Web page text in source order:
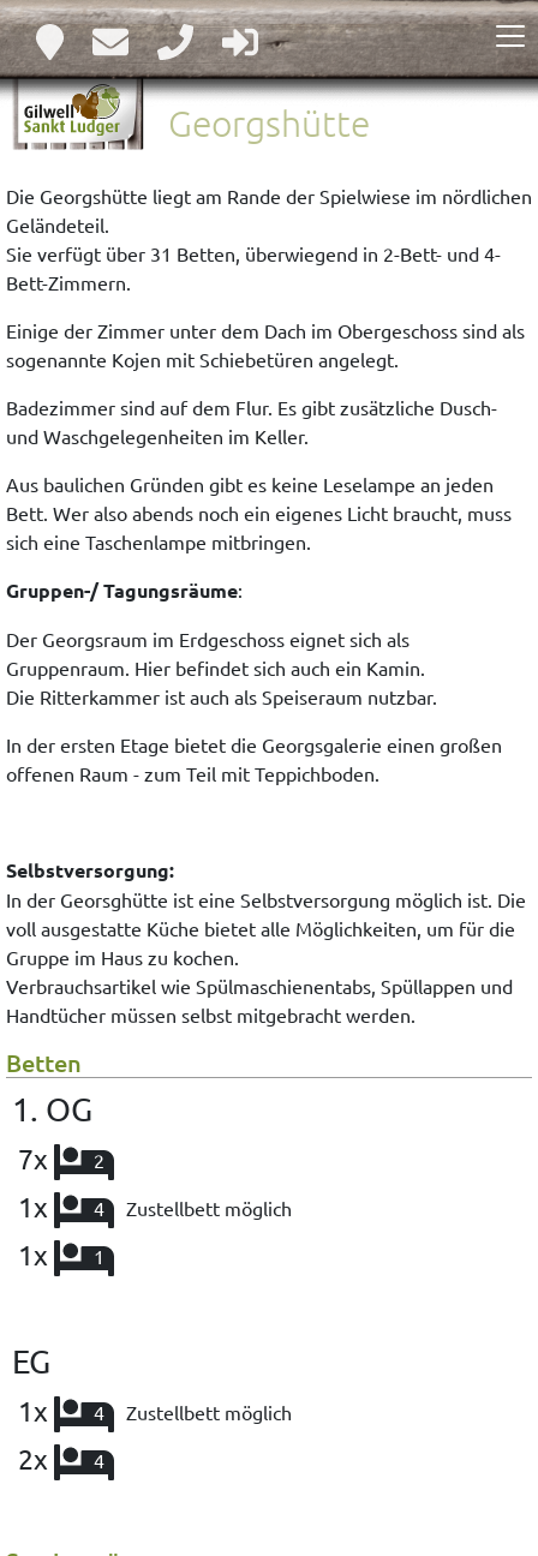
Georgshütte
Die Georgshütte liegt am Rande der Spielwiese im nördlichen
Geländeteil.
Sie verfügt über 31 Betten, überwiegend in 2-Bett- und 4-
Bett-Zimmern.
Einige der Zimmer unter dem Dach im Obergeschoss sind als
sogenannte Kojen mit Schiebetüren angelegt.
Badezimmer sind auf dem Flur. Es gibt zusätzliche Dusch-
und Waschgelegenheiten im Keller.
Aus baulichen Gründen gibt es keine Leselampe an jeden
Bett. Wer also abends noch ein eigenes Licht braucht, muss
sich eine Taschenlampe mitbringen.
Gruppen-/ Tagungsräume:
Der Georgsraum im Erdgeschoss eignet sich als
Gruppenraum. Hier befindet sich auch ein Kamin.
Die Ritterkammer ist auch als Speiseraum nutzbar.
In der ersten Etage bietet die Georgsgalerie einen großen
offenen Raum - zum Teil mit Teppichboden.
Selbstversorgung:
In der Georsghütte ist eine Selbstversorgung möglich ist. Die
voll ausgestatte Küche bietet alle Möglichkeiten, um für die
Gruppe im Haus zu kochen.
Verbrauchsartikel wie Spülmaschienentabs, Spüllappen und
Handtücher müssen selbst mitgebracht werden.
Betten
1. OG
7x 2
1x 4 Zustellbett möglich
1x 1
EG
1x 4 Zustellbett möglich
2x 4